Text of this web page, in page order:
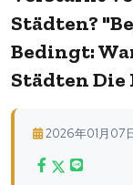
Städten?
Bedingt:
Städten Die
2026年01月07日